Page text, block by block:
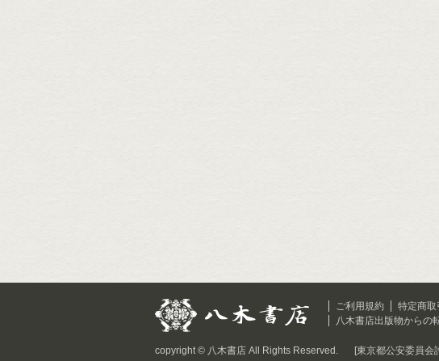
ご利用規約
特定商取
八木書店出版物からの
copyright © 八木書店 All Rights Reserved. [東京都公安委員